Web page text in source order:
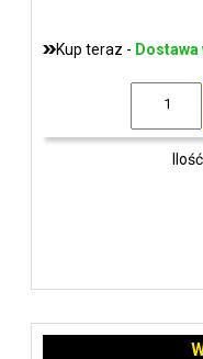
Kup teraz -